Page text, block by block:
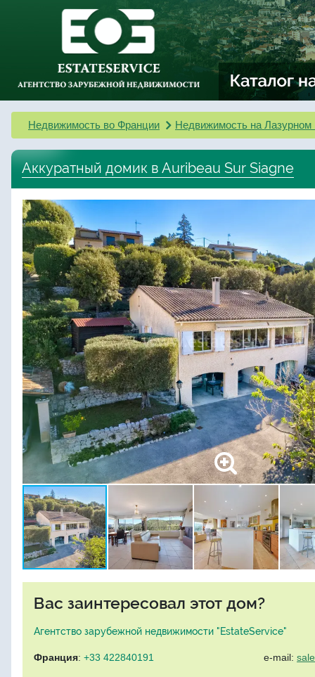
Недвижимость во Франции Недвижимость на Лазурном
Аккуратный домик в Auribeau Sur Siagne
Вас заинтересовал этот дом?
Агентство зарубежной недвижимости "EstateService"
Франция: +33 422840191 e-mail: